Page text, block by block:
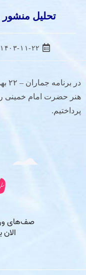
تحلیل
۱۴۰۳-۱۱-۲۲
هنر حضرت امام خمینی
پرداختیم.